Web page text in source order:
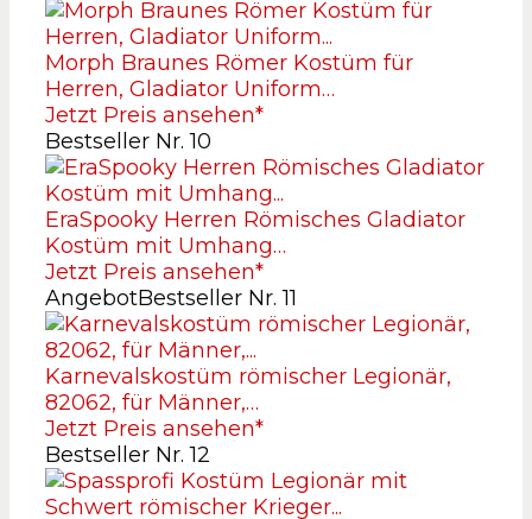
Morph Braunes Römer Kostüm für
Herren, Gladiator Uniform…
Jetzt Preis ansehen*
Bestseller Nr. 10
EraSpooky Herren Römisches Gladiator
Kostüm mit Umhang…
Jetzt Preis ansehen*
AngebotBestseller Nr. 11
Karnevalskostüm römischer Legionär,
82062, für Männer,…
Jetzt Preis ansehen*
Bestseller Nr. 12